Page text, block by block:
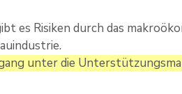
es Risiken durch das
unter die